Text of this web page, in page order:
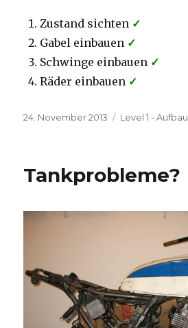
Zustand sichten ✓
Gabel einbauen ✓
Schwinge einbauen ✓
Räder einbauen ✓
Veröffentlicht
24. November 2013 Kategorien
Level 1 - Aufbau
Tankprobleme?